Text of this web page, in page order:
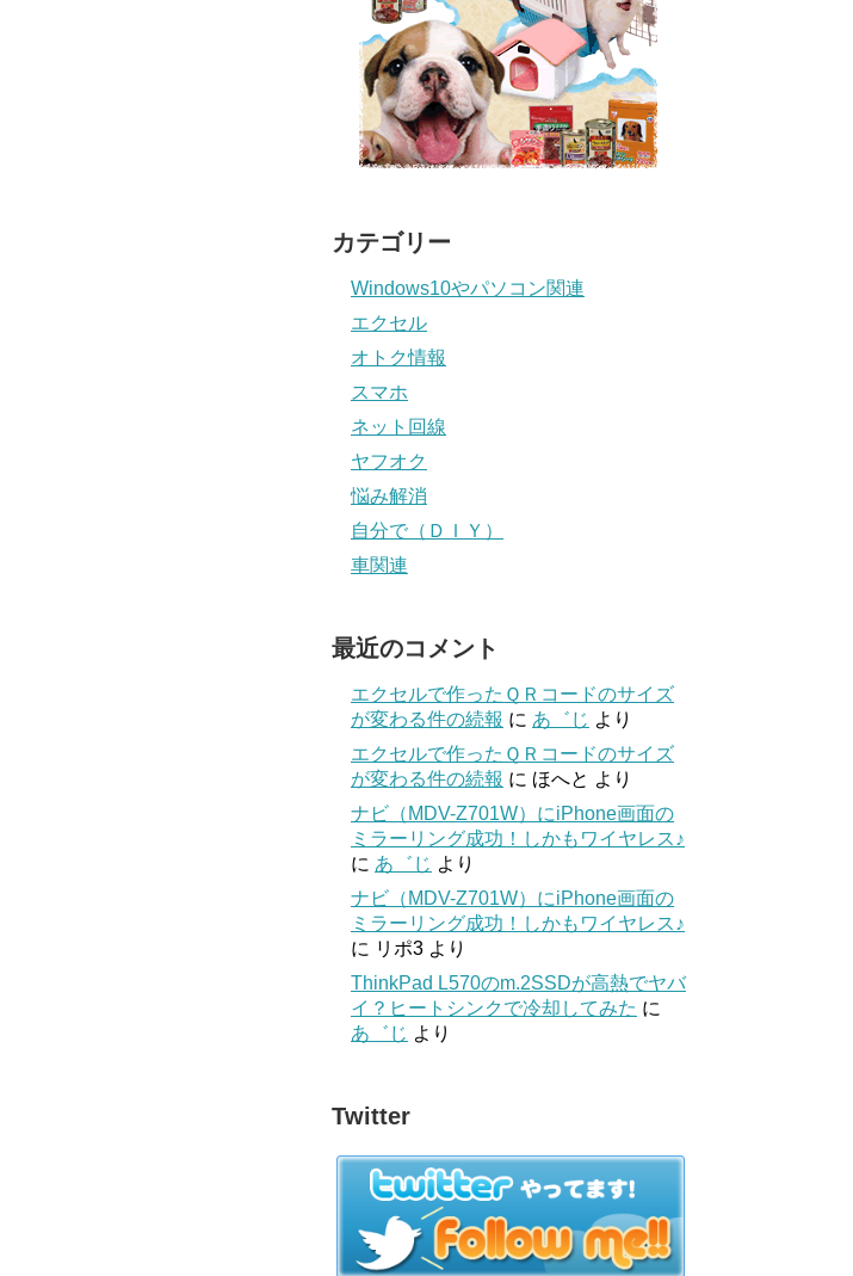
カテゴリー
Windows10やパソコン関連
エクセル
オトク情報
スマホ
ネット回線
ヤフオク
悩み解消
自分で（ＤＩＹ）
車関連
最近のコメント
エクセルで作ったＱＲコードのサイズ
が変わる件の続報 に あ゛じ より
エクセルで作ったＱＲコードのサイズ
が変わる件の続報 に ほへと より
ナビ（MDV-Z701W）にiPhone画面の
ミラーリング成功！しかもワイヤレス♪
に あ゛じ より
ナビ（MDV-Z701W）にiPhone画面の
ミラーリング成功！しかもワイヤレス♪
に リポ3 より
ThinkPad L570のm.2SSDが高熱でヤバ
イ？ヒートシンクで冷却してみた に
あ゛じ より
Twitter